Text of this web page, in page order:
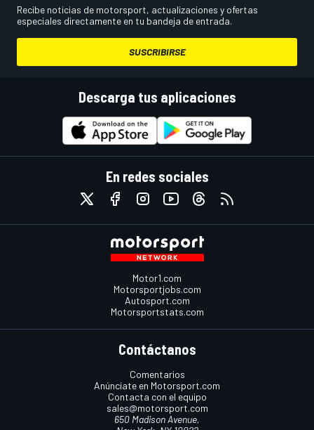
Recibe noticias de motorsport, actualizaciones y ofertas
especiales directamente en tu bandeja de entrada.
SUSCRIBIRSE
Descarga tus aplicaciones
En redes sociales
Motor1.com
Motorsportjobs.com
Autosport.com
Motorsportstats.com
Contáctanos
Comentarios
Anúnciate en Motorsport.com
Contacta con el equipo
sales@motorsport.com
650 Madison Avenue,